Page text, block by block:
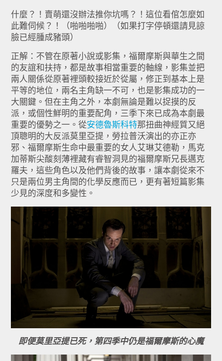
什麼？！賣萌還沒辦法推你坑嗎？！這位看倌怎麼如
此難伺候？！（啪啪啪啪）（如果打字停頓還請見諒
臉已經腫成豬頭）
正解：不管在原著小說或影集，福爾摩斯與華生之間
的友誼和扶持，都是故事相當重要的軸線，影集並把
兩人關係從原著裡頭較接近於從屬，修正到基本上是
平等的地位，兩名主角缺一不可，也是影集成功的一
大關鍵。但在主角之外，本劇無論是難以捉摸的反
派，或個性鮮明的重要配角，三季下來已成為本劇最
重要的優勢之一。從安德魯斯科特那扭曲神經質又絕
頂聰明的大反派莫里亞提，勞拉普沃演出的亦正亦
邪、福爾摩斯生命中最重要的女人艾琳艾德勒，馬克
加蒂斯尖酸刻薄裡藏有睿智洞見的福爾摩斯兄長邁克
羅夫，這些角色以及他們背後的故事，讓本劇從來不
只是兩位男主角間的化學反應而已，更有著短篇影集
少見的深度和多變性。
即便莫里亞提已死，第四季中仍是福爾摩斯的心魔